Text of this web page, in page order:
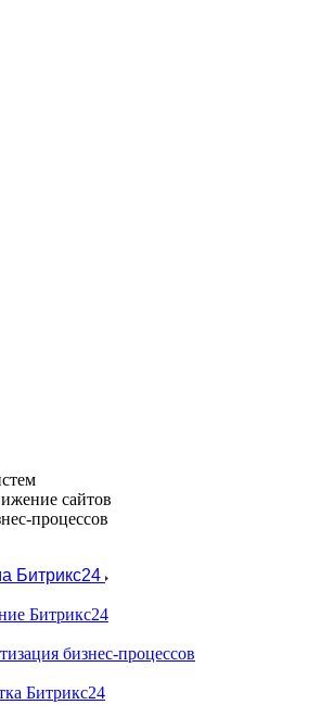
сайтов
процессов
Битрикс24
Битрикс24
бизнес-процессов
Битрикс24